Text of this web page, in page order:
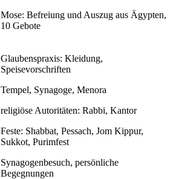
Mose: Befreiung und Auszug aus Ägypten,
10 Gebote
Glaubenspraxis: Kleidung,
Speisevorschriften
Tempel, Synagoge, Menora
religiöse Autoritäten: Rabbi, Kantor
Feste: Shabbat, Pessach, Jom Kippur,
Sukkot, Purimfest
Synagogenbesuch, persönliche
Begegnungen